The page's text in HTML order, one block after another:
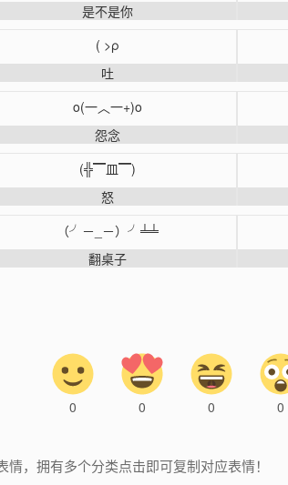
是不是你
( >ρ
吐
o(一︿一+)o
怨念
(╬▔皿▔)
怒
（╯－_－）╯╧╧
翻桌子
0 0 0 0
，拥有多个分类点击即可复制对应表情！